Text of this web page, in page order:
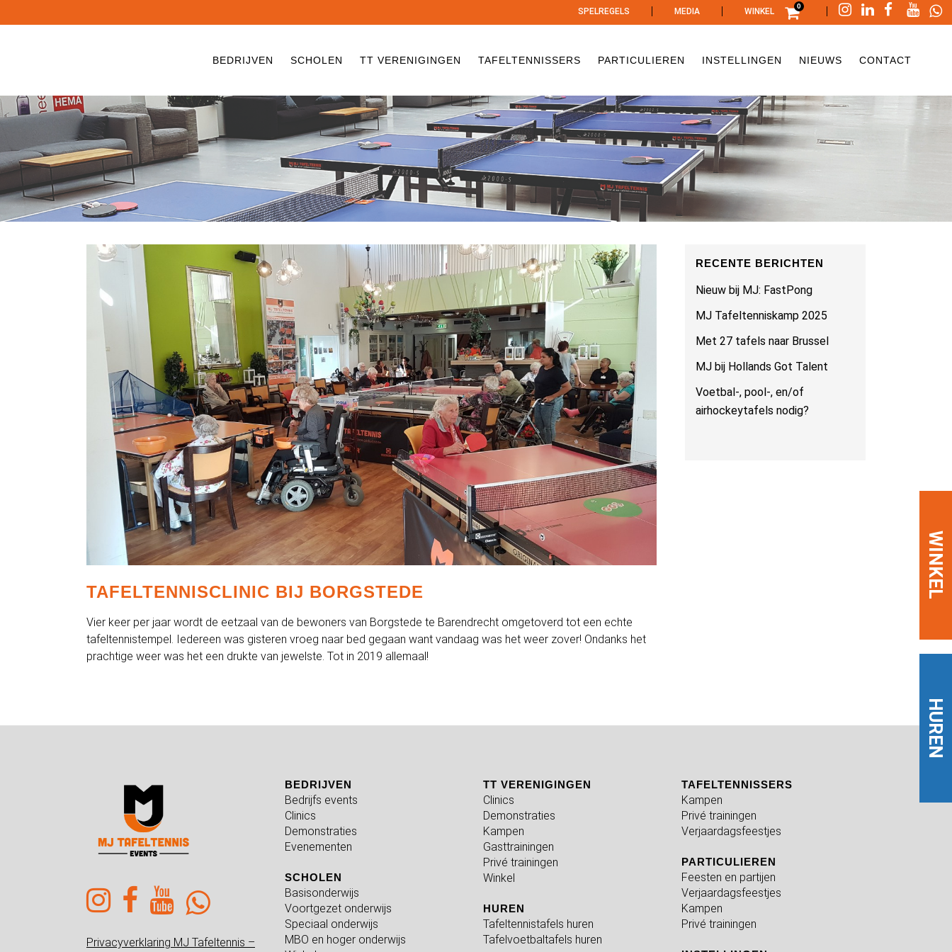
SPELREGELS | MEDIA | WINKEL
0 |
BEDRIJVEN SCHOLEN TT VERENIGINGEN TAFELTENNISSERS PARTICULIEREN INSTELLINGEN NIEUWS CONTACT
HUREN
WINKEL
TAFELTENNISCLINIC BIJ BORGSTEDE
Vier keer per jaar wordt de eetzaal van de bewoners van Borgstede te Barendrecht omgetoverd tot een echte
tafeltennistempel. Iedereen was gisteren vroeg naar bed gegaan want vandaag was het weer zover! Ondanks het
prachtige weer was het een drukte van jewelste. Tot in 2019 allemaal!
RECENTE BERICHTEN
Nieuw bij MJ: FastPong
MJ Tafeltenniskamp 2025
Met 27 tafels naar Brussel
MJ bij Hollands Got Talent
Voetbal-, pool-, en/of
airhockeytafels nodig?
Privacyverklaring MJ Tafeltennis –
BEDRIJVEN
Bedrijfs events
Clinics
Demonstraties
Evenementen
SCHOLEN
Basisonderwijs
Voortgezet onderwijs
Speciaal onderwijs
MBO en hoger onderwijs
TT VERENIGINGEN
Clinics
Demonstraties
Kampen
Gasttrainingen
Privé trainingen
Winkel
HUREN
Tafeltennistafels huren
Tafelvoetbaltafels huren
TAFELTENNISSERS
Kampen
Privé trainingen
Verjaardagsfeestjes
PARTICULIEREN
Feesten en partijen
Verjaardagsfeestjes
Kampen
Privé trainingen